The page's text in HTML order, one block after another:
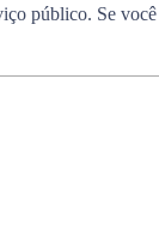
público. Se